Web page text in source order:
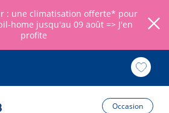
: une climatisation offerte* pour
home jusqu'au 09 août => J'en
profite
Occasion